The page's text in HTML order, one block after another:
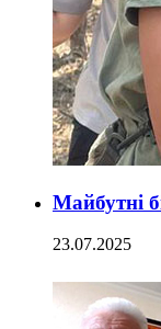
Майбутні
23.07.2025